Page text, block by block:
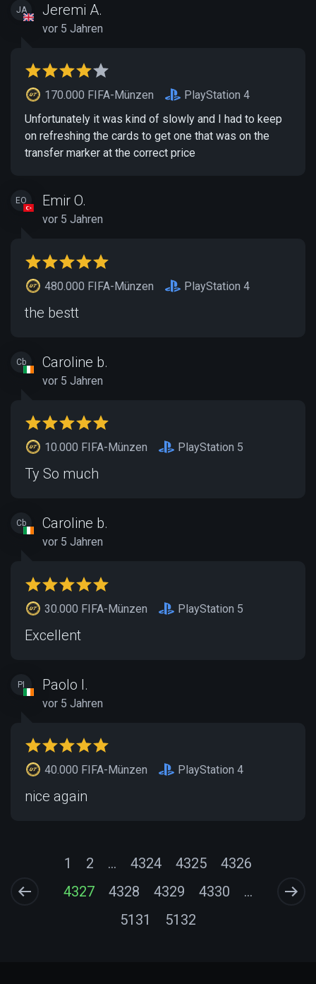
JA Jeremi A.
vor 5 Jahren
170.000 FIFA-Münzen
PlayStation 4
Unfortunately it was kind of slowly and I had to keep
on refreshing the cards to get one that was on the
transfer marker at the correct price
EO Emir O.
vor 5 Jahren
480.000 FIFA-Münzen PlayStation 4
the bestt
Cb Caroline b.
vor 5 Jahren
10.000 FIFA-Münzen PlayStation 5
Ty So much
Cb Caroline b.
vor 5 Jahren
30.000 FIFA-Münzen PlayStation 5
Excellent
PI Paolo I.
vor 5 Jahren
40.000 FIFA-Münzen PlayStation 4
nice again
1 2 ... 4324 4325
4326
4327
4328 4329 4330
...
5131
5132